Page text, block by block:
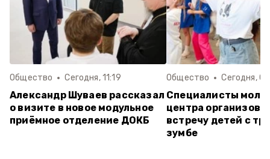
Общество Сегодня, 11:19
Александр Шуваев рассказал
о визите в новое модульное
приёмное отделение ДОКБ
Общество Сегодня,
Специалисты
центра
встречу детей с
зумбе